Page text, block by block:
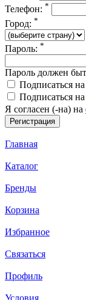
Телефон: *
Город: *
Пароль: *
Пароль должен
Подписаться
Подписаться
Я согласен (-на) на
Главная
Каталог
Бренды
Корзина
Избранное
Связаться
Профиль